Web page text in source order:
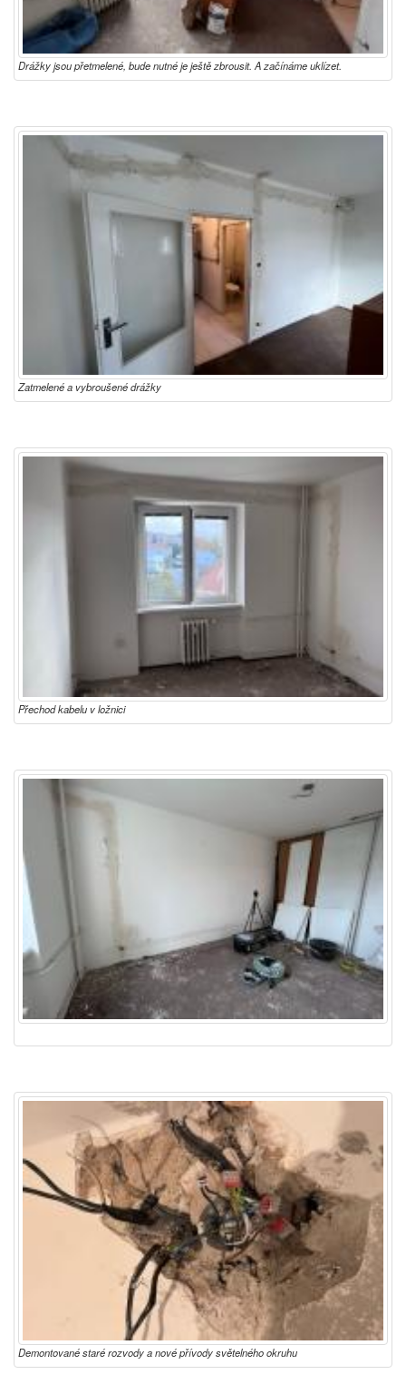
Drážky jsou přetmelené, bude nutné je ještě zbrousit. A začínáme uklízet.
Zatmelené a vybroušené drážky
Přechod kabelu v ložnici
Demontované staré rozvody a nové přívody světelného okruhu